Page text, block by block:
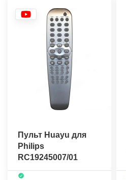
Пульт Huayu для
Philips
RC19245007/01